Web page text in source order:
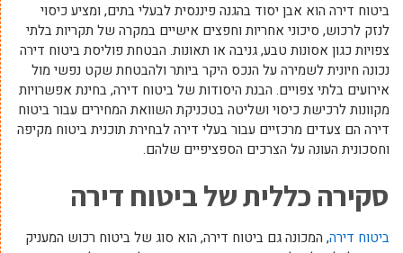
ביטוח דירה הוא אבן יסוד בהגנה פיננסית לבעלי בתים, ומציע כיסוי
לנזק לרכוש, סיכוני אחריות וחפצים אישיים במקרה של תקריות בלתי
צפויות כגון אסונות טבע, גניבה או תאונות. הבטחת פוליסת ביטוח דירה
נכונה חיונית לשמירה על הנכס היקר ביותר ולהבטחת שקט נפשי מול
אירועים בלתי צפויים. הבנת היסודות של ביטוח דירה, בחינת אפשרויות
מקוונות לרכישת כיסוי ושליטה בטכניקת השוואת המחירים עבור ביטוח
דירה הם צעדים מרכזיים עבור בעלי דירה לבחירת תוכנית ביטוח מקיפה
וחסכונית העונה על הצרכים הספציפיים שלהם.
סקירה כללית של ביטוח דירה
ביטוח דירה, המכונה גם ביטוח דירה, הוא סוג של ביטוח רכוש המעניק